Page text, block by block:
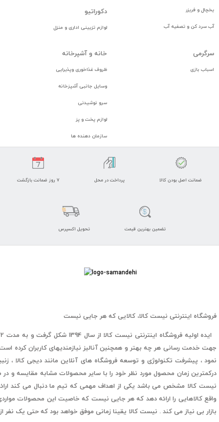
یخچال و فریزر
آب سرد کن و تصفیه آب
دكوراتيو
لوازم تزيينی اداری و منزل
سرگرمی
اسباب بازی
خانه و آشپرخانه
ظروف غذاخوری وپذیرایی
وسایل جانبی آشپزخانه
سرو نوشیدنی
لوازم پخت و پز
سازمان دهنده ها
7 روز ضمانت بازگشت پرداخت در محل ضمانت اصل بودن کالا
تحویل اکسپرس تضمین بهترین قیمت
فروشگاه اینترنتی نیست کالا، کالایی که هر جایی نیست
نمود ، پیشرفت تکنولوژی و توسعه فروشگاه های آنلاین مانند دیجی کالا ،
درکمترین زمان محصول مورد نظر خود را با سایر محصولات مشابه مقایسه و
نیست کالا مشخص می باشد یکی از اهداف مهمی که تیم ما دنبال می کند
واقع کالاهایی را ارائه دهد که هر جایی نیست که خاصیت این محصولات
بازار بی نیاز می کند . نیست کالا یقینا زمانی موفق خواهد بود که حتی یک